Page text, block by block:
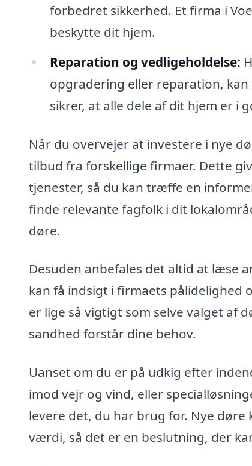
forbedret sikkerhed. Et firma i
beskytte dit hjem.
Reparation og vedligeholdelse:
opgradering eller reparation, kan
sikrer, at alle dele af dit hjem er i
Når du overvejer at investere i nye
tilbud fra forskellige firmaer. Dette
tjenester, så du kan træffe en
finde relevante fagfolk i dit
døre.
Desuden anbefales det altid at læse
kan få indsigt i firmaets pålidelighed
er lige så vigtigt som selve valget af
sandhed forstår dine behov.
Uanset om du er på udkig efter
imod vejr og vind, eller
levere det, du har brug for. Nye døre
værdi, så det er en beslutning, der